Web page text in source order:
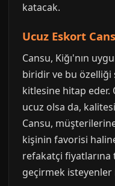
katacak.
Ucuz Eskort
Cansu, Kiğı'nın
biridir ve bu özelliği
kitlesine hitap
ucuz olsa da,
Cansu,
kişinin favorisi
refakatçi fiyatlarına
geçirmek